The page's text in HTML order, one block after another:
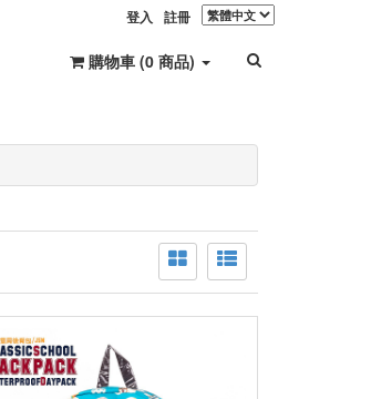
登入 註冊
購物車 (0 商品)